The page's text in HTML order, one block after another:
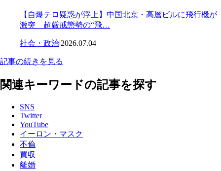
【自爆テロ疑惑が浮上】中国北京・高層ビルに飛行機が
激突 超厳戒態勢の“飛…
社会・政治|2026.07.04
記事の続きを見る
関連キーワードの記事を探す
SNS
Twitter
YouTube
イーロン・マスク
不倫
買収
離婚